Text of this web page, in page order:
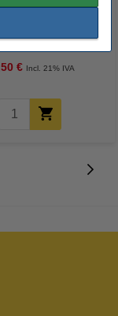
Pilas Alcalinas Xtreme
- LR06 - MN1500 - 24
€ Incl. 21% IVA